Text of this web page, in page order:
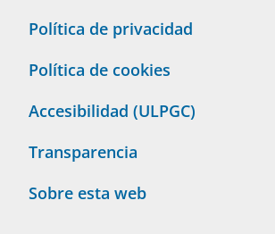
Política de privacidad
Política de cookies
Accesibilidad (ULPGC)
Transparencia
Sobre esta web